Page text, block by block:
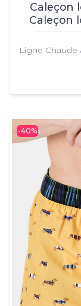
Caleçon
Caleçon
Ligne Chaude
-40%